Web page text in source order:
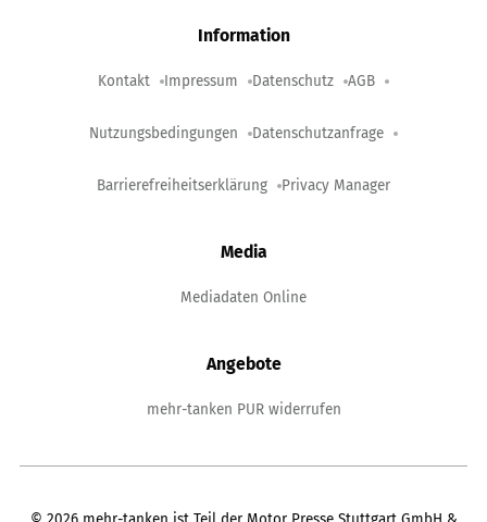
Information
Kontakt Impressum Datenschutz AGB
Nutzungsbedingungen Datenschutzanfrage
Barrierefreiheitserklärung Privacy Manager
Media
Mediadaten Online
Angebote
mehr-tanken PUR widerrufen